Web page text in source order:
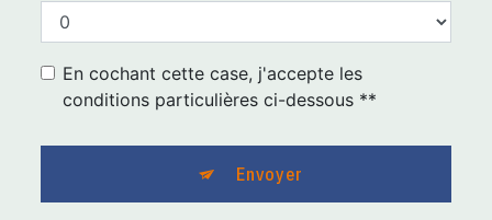
En cochant cette case, j'accepte les
conditions particulières ci-dessous **
Envoyer